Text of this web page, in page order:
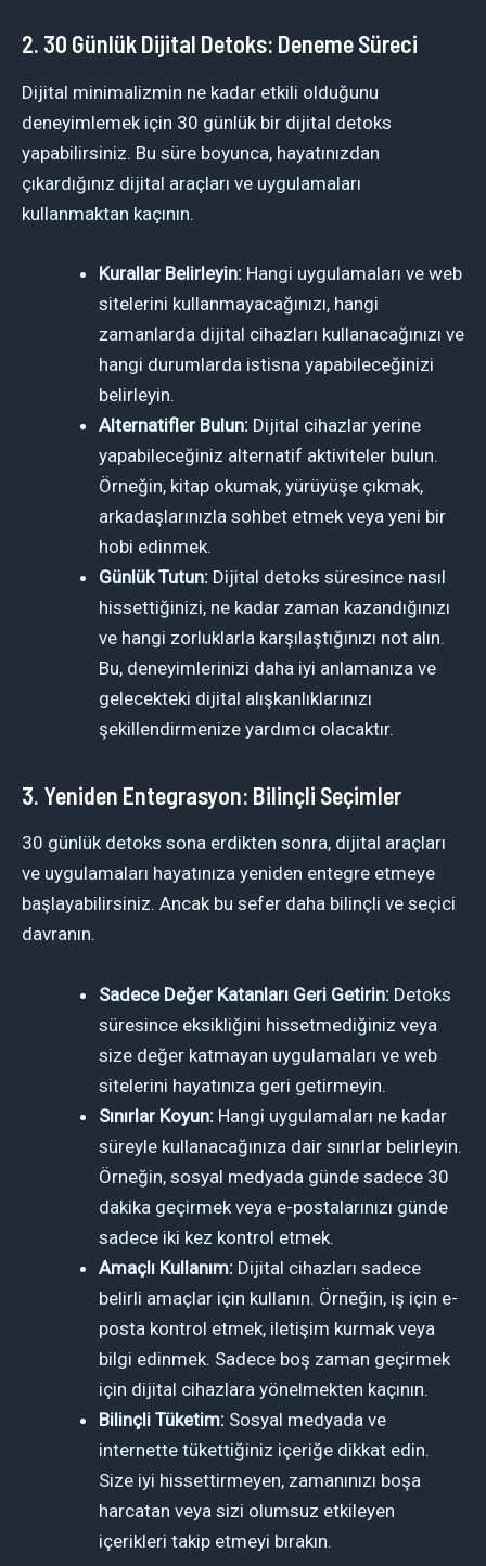
2. 30 Günlük Dijital Detoks: Deneme Süreci
Dijital minimalizmin ne kadar etkili olduğunu
deneyimlemek için 30 günlük bir dijital detoks
yapabilirsiniz. Bu süre boyunca, hayatınızdan
çıkardığınız dijital araçları ve uygulamaları
kullanmaktan kaçının.
Kurallar Belirleyin: Hangi uygulamaları ve web
sitelerini kullanmayacağınızı, hangi
zamanlarda dijital cihazları kullanacağınızı ve
hangi durumlarda istisna yapabileceğinizi
belirleyin.
Alternatifler Bulun: Dijital cihazlar yerine
yapabileceğiniz alternatif aktiviteler bulun.
Örneğin, kitap okumak, yürüyüşe çıkmak,
arkadaşlarınızla sohbet etmek veya yeni bir
hobi edinmek.
Günlük Tutun: Dijital detoks süresince nasıl
hissettiğinizi, ne kadar zaman kazandığınızı
ve hangi zorluklarla karşılaştığınızı not alın.
Bu, deneyimlerinizi daha iyi anlamanıza ve
gelecekteki dijital alışkanlıklarınızı
şekillendirmenize yardımcı olacaktır.
3. Yeniden Entegrasyon: Bilinçli Seçimler
30 günlük detoks sona erdikten sonra, dijital araçları
ve uygulamaları hayatınıza yeniden entegre etmeye
başlayabilirsiniz. Ancak bu sefer daha bilinçli ve seçici
davranın.
Sadece Değer Katanları Geri Getirin: Detoks
süresince eksikliğini hissetmediğiniz veya
size değer katmayan uygulamaları ve web
sitelerini hayatınıza geri getirmeyin.
Sınırlar Koyun: Hangi uygulamaları ne kadar
süreyle kullanacağınıza dair sınırlar belirleyin.
Örneğin, sosyal medyada günde sadece 30
dakika geçirmek veya e-postalarınızı günde
sadece iki kez kontrol etmek.
Amaçlı Kullanım: Dijital cihazları sadece
belirli amaçlar için kullanın. Örneğin, iş için e-
posta kontrol etmek, iletişim kurmak veya
bilgi edinmek. Sadece boş zaman geçirmek
için dijital cihazlara yönelmekten kaçının.
Bilinçli Tüketim: Sosyal medyada ve
internette tükettiğiniz içeriğe dikkat edin.
Size iyi hissettirmeyen, zamanınızı boşa
harcatan veya sizi olumsuz etkileyen
içerikleri takip etmeyi bırakın.